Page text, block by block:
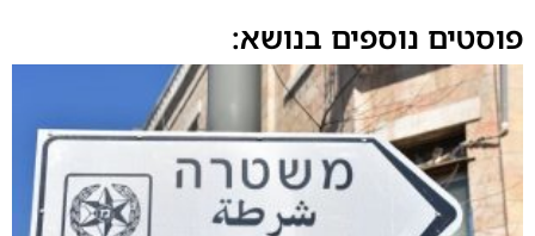
נוספים בנושא: